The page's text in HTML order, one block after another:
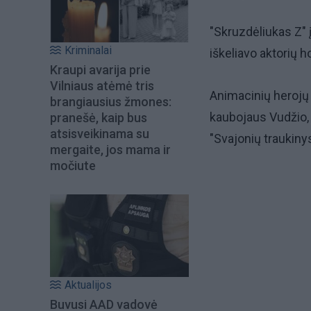
Kriminalai
Kraupi avarija prie
Vilniaus atėmė tris
brangiausius žmones:
pranešė, kaip bus
atsisveikinama su
mergaite, jos mama ir
močiute
Aktualijos
Buvusi AAD vadovė
"Skruzdėliukas Z"
iškeliavo aktorių
Animacinių
kaubojaus
"Svajonių